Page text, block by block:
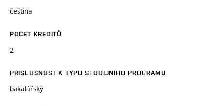
čeština
POČET KREDITŮ
2
PŘÍSLUŠNOST K TYPU STUDIJNÍHO PROGRAMU
bakalářský